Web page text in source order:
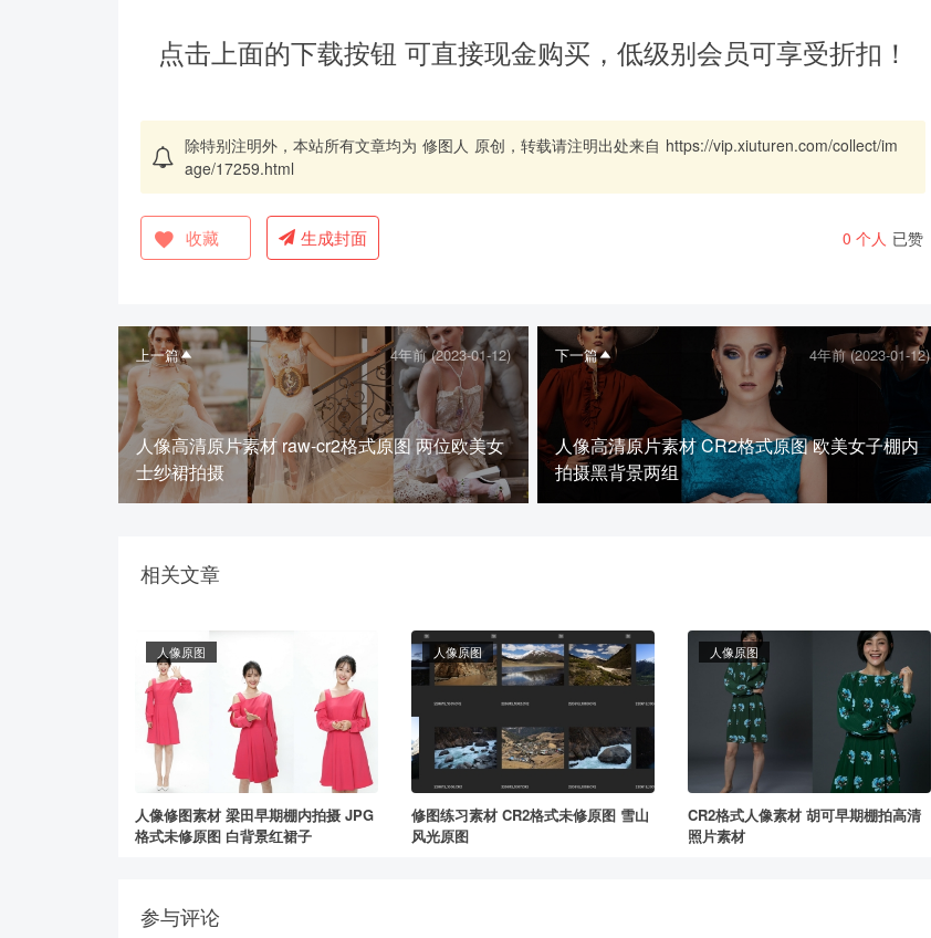
点击上面的下载按钮 可直接现金购买，低级别会员可享受折扣！
除特别注明外，本站所有文章均为 修图人 原创，转载请注明出处来自 https://vip.xiuturen.com/collect/im
age/17259.html
收藏 生成封面 0 个人 已赞
上一篇 4年前 (2023-01-12)
人像高清原片素材 raw-cr2格式原图 两位欧美女
士纱裙拍摄
下一篇 4年前 (2023-01-12)
人像高清原片素材 CR2格式原图 欧美女子棚内
拍摄黑背景两组
相关文章
人像原图
人像修图素材 梁田早期棚内拍摄 JPG
格式未修原图 白背景红裙子
人像原图
修图练习素材 CR2格式未修原图 雪山
风光原图
人像原图
CR2格式人像素材 胡可早期棚拍高清
照片素材
参与评论